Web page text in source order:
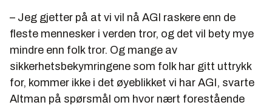
– Jeg gjetter på at vi vil nå AGI raskere enn de
fleste mennesker i verden tror, og det vil bety mye
mindre enn folk tror. Og mange av
sikkerhetsbekymringene som folk har gitt uttrykk
for, kommer ikke i det øyeblikket vi har AGI, svarte
Altman på spørsmål om hvor nært forestående